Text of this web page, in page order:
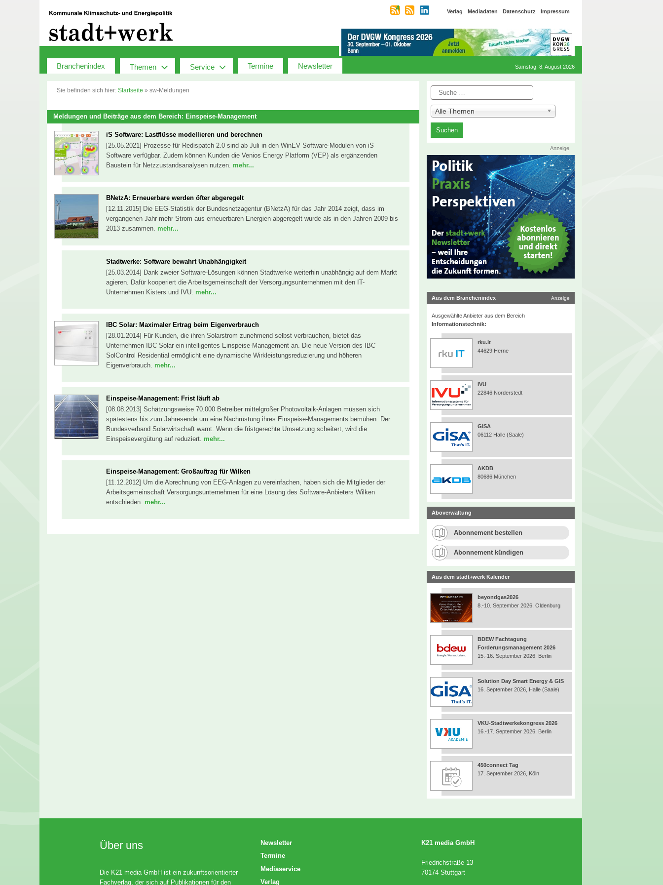
Verlag Mediadaten Datenschutz Impressum
Branchenindex Themen Service Termine Newsletter Samstag, 8. August 2026
Sie befinden sich hier: Startseite » sw-Meldungen
Meldungen und Beiträge aus dem Bereich: Einspeise-Management
iS Software: Lastflüsse modellieren und berechnen
[25.05.2021] Prozesse für Redispatch 2.0 sind ab Juli in den WinEV Software-Modulen von iS
Software verfügbar. Zudem können Kunden die Venios Energy Platform (VEP) als ergänzenden
Baustein für Netzzustandsanalysen nutzen. mehr...
BNetzA: Erneuerbare werden öfter abgeregelt
[12.11.2015] Die EEG-Statistik der Bundesnetzagentur (BNetzA) für das Jahr 2014 zeigt, dass im
vergangenen Jahr mehr Strom aus erneuerbaren Energien abgeregelt wurde als in den Jahren 2009 bis
2013 zusammen. mehr...
Stadtwerke: Software bewahrt Unabhängigkeit
[25.03.2014] Dank zweier Software-Lösungen können Stadtwerke weiterhin unabhängig auf dem Markt
agieren. Dafür kooperiert die Arbeitsgemeinschaft der Versorgungsunternehmen mit den IT-
Unternehmen Kisters und IVU. mehr...
IBC Solar: Maximaler Ertrag beim Eigenverbrauch
[28.01.2014] Für Kunden, die ihren Solarstrom zunehmend selbst verbrauchen, bietet das
Unternehmen IBC Solar ein intelligentes Einspeise-Management an. Die neue Version des IBC
SolControl Residential ermöglicht eine dynamische Wirkleistungsreduzierung und höheren
Eigenverbrauch. mehr...
Einspeise-Management: Frist läuft ab
[08.08.2013] Schätzungsweise 70.000 Betreiber mittelgroßer Photovoltaik-Anlagen müssen sich
spätestens bis zum Jahresende um eine Nachrüstung ihres Einspeise-Managements bemühen. Der
Bundesverband Solarwirtschaft warnt: Wenn die fristgerechte Umsetzung scheitert, wird die
Einspeisevergütung auf reduziert. mehr...
Einspeise-Management: Großauftrag für Wilken
[11.12.2012] Um die Abrechnung von EEG-Anlagen zu vereinfachen, haben sich die Mitglieder der
Arbeitsgemeinschaft Versorgungsunternehmen für eine Lösung des Software-Anbieters Wilken
entschieden. mehr...
Suche
Alle Themen
Anzeige
Aus dem Branchenindex Anzeige
Ausgewählte Anbieter aus dem Bereich
Informationstechnik:
rku.it
44629 Herne
IVU
22846 Norderstedt
GISA
06112 Halle (Saale)
AKDB
80686 München
Aboverwaltung
Abonnement bestellen
Abonnement kündigen
Aus dem stadt+werk Kalender
beyondgas2026
8.-10. September 2026, Oldenburg
BDEW Fachtagung
Forderungsmanagement 2026
15.-16. September 2026, Berlin
Solution Day Smart Energy & GIS
16. September 2026, Halle (Saale)
VKU-Stadtwerkekongress 2026
16.-17. September 2026, Berlin
450connect Tag
17. September 2026, Köln
Über uns
Die K21 media GmbH ist ein zukunftsorientierter
Fachverlag, der sich auf Publikationen für den
Newsletter
Termine
Mediaservice
Verlag
K21 media GmbH
Friedrichstraße 13
70174 Stuttgart